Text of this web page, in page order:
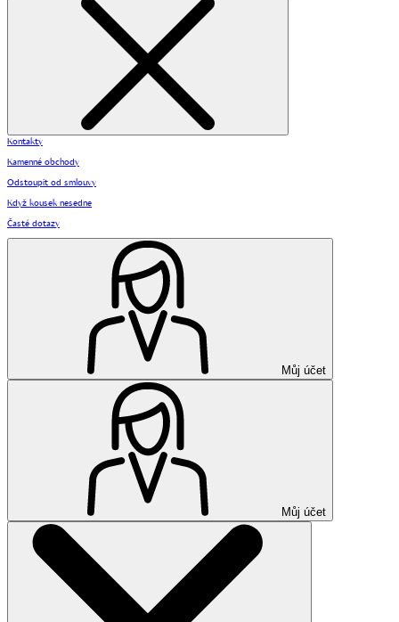
Kontakty
Kamenné obchody
Odstoupit od smlouvy
Když kousek nesedne
Časté dotazy
Můj účet
Můj účet